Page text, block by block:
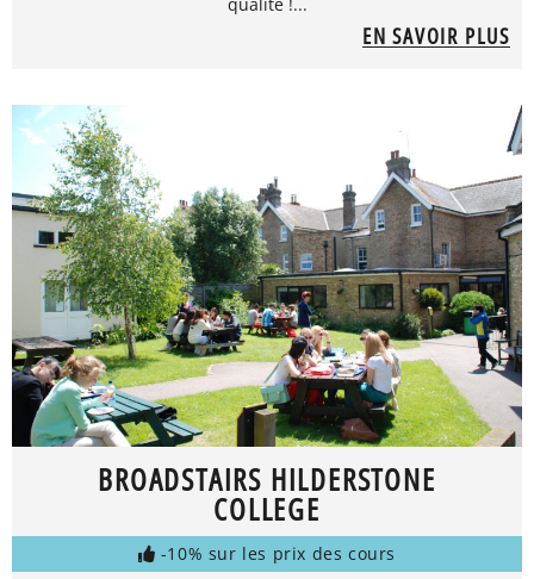
qualité !...
EN SAVOIR PLUS
BROADSTAIRS HILDERSTONE
COLLEGE
-10% sur les prix des cours